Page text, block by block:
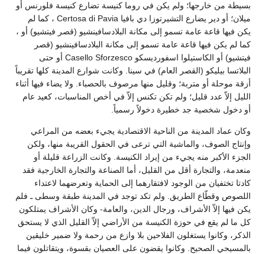
بسيطة من خارجها؛ ولم يكن في روما كنيسة تضارع كنيسة فلورنس أو
ميلان؛ أو دير يضارع التشيرتوزا دي بافيا Certosa di Pavia ، كما لم
يكن فيها قاعة عامة تسمو إلى مكانة البلادسافينشيو (قصر فيتشيو) أو ،
كما لم يكن فيها قاعة عامة تسمو إلى مكانة البلادسافينشيو (قصر
فيتشيو) أو الكاستيلوا اسفورديسكو Casello Sforzesco أو حتى
البلاتسا بيليكو (القصر العام) في سينا. وكانت شوارع المدينة كلها تقريباً
أزقة موحلة أو متربة؛ وقليل منها مرصوف بالحصباء. ولا يضاء فيها أثناء
الليل إلاّ عدد قليل؛ ولم تكن تكنس إلاّ في أخص المناسبات، كعيد عام
أو دخول شخصية جد خطيرة دخولاً رسمياً.
وكان عماد المدينة من الناحية الاقتصادية يجيء بعضه من المراعي
وإنتاج الصوف، والماشية التي ترعى في الحقول القريبة منها، ولكن
الجزء الأكبر منه يجيء من إيراد الكنيسة. وكانت الزراعة قليلة أو
منعدمة، والتجارة أقل من القليل، أما الصناعة والتجارة الخارجية فقد
كادتا تختفيان من الوجود لافتقارهما إلى الحماية وتعرضهما لاعتداء
اللصوص وقطّاع الطريق. ولم تكد توجد في المدينة طبقة وسطى ـ فلم
يكن فيها إلاّ الأشراف، ورجال الدين، والعامة- وكان الأشراف يمتلكون
كل ما لم يقع في حوزة الكنيسة من الأراضي إلاّ القليل الذي لا يستحق
الذكر، وكانوا يستغلون الفلاحين بلا وازع من رحمة ولا ضمير خليقين
بالمسيحي الصحيح. وكانوا يقضون على العصيان بقسوة، ويتقاتلون فيما